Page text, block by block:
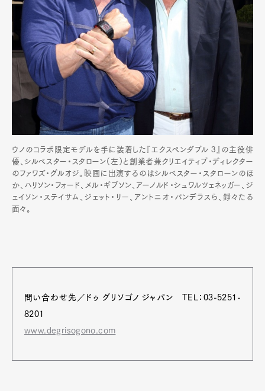
ウノのコラボ限定モデルを手に装着した『エクスペンダブル 3』の主役俳
優、シルベスター・スタローン（左）と創業者兼クリエイティブ・ディレクター
のファワズ・グルオジ。映画に出演するのはシルベスター・スタローンのほ
か、ハリソン・フォード、メル・ギブソン、アーノルド・シュワルツェネッガー、ジ
ェイソン・ステイサム、ジェット・リー、アントニオ・バンデラスら、錚々たる
面々。
問い合わせ先／ドゥ グリソゴノ ジャパン TEL：03-5251-
8201
www.degrisogono.com